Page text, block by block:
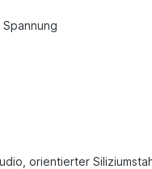
orientierter